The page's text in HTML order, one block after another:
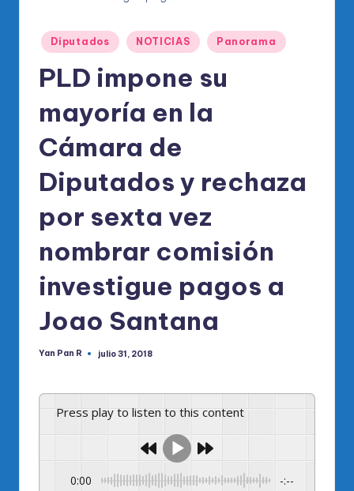
O
ci
el
R
Publicado
en
Diputados NOTICIAS Panorama
PLD impone su
mayoría en la
Cámara de
Diputados y rechaza
por sexta vez
nombrar comisión
investigue pagos a
Joao Santana
Publicado
Yan Pan R julio 31, 2018
Press play to listen to this content
0:00 -:--